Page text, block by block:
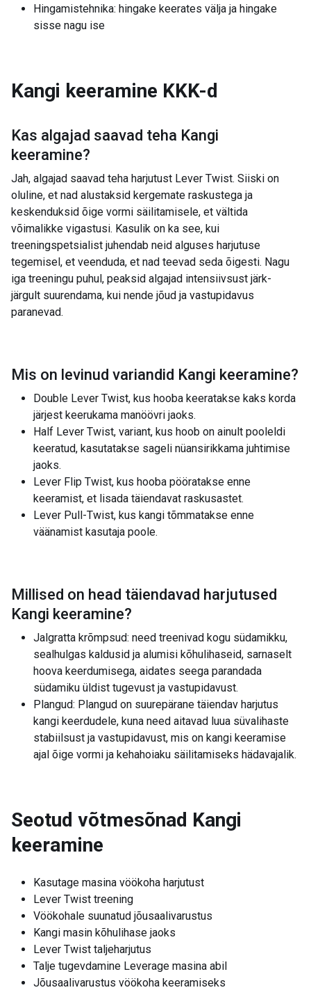
Hingamistehnika: hingake keerates välja ja hingake
sisse nagu ise
Kangi keeramine KKK-d
Kas algajad saavad teha Kangi
keeramine?
Jah, algajad saavad teha harjutust Lever Twist. Siiski on
oluline, et nad alustaksid kergemate raskustega ja
keskenduksid õige vormi säilitamisele, et vältida
võimalikke vigastusi. Kasulik on ka see, kui
treeningspetsialist juhendab neid alguses harjutuse
tegemisel, et veenduda, et nad teevad seda õigesti. Nagu
iga treeningu puhul, peaksid algajad intensiivsust järk-
järgult suurendama, kui nende jõud ja vastupidavus
paranevad.
Mis on levinud variandid Kangi keeramine?
Double Lever Twist, kus hooba keeratakse kaks korda
järjest keerukama manöövri jaoks.
Half Lever Twist, variant, kus hoob on ainult pooleldi
keeratud, kasutatakse sageli nüansirikkama juhtimise
jaoks.
Lever Flip Twist, kus hooba pööratakse enne
keeramist, et lisada täiendavat raskusastet.
Lever Pull-Twist, kus kangi tõmmatakse enne
väänamist kasutaja poole.
Millised on head täiendavad harjutused
Kangi keeramine?
Jalgratta krõmpsud: need treenivad kogu südamikku,
sealhulgas kaldusid ja alumisi kõhulihaseid, sarnaselt
hoova keerdumisega, aidates seega parandada
südamiku üldist tugevust ja vastupidavust.
Plangud: Plangud on suurepärane täiendav harjutus
kangi keerdudele, kuna need aitavad luua süvalihaste
stabiilsust ja vastupidavust, mis on kangi keeramise
ajal õige vormi ja kehahoiaku säilitamiseks hädavajalik.
Seotud võtmesõnad Kangi
keeramine
Kasutage masina vöökoha harjutust
Lever Twist treening
Vöökohale suunatud jõusaalivarustus
Kangi masin kõhulihase jaoks
Lever Twist taljeharjutus
Talje tugevdamine Leverage masina abil
Jõusaalivarustus vöökoha keeramiseks